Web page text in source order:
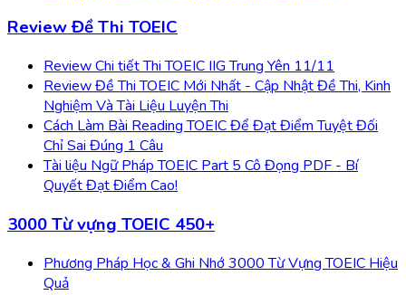
Review Đề Thi TOEIC
Review Chi tiết Thi TOEIC IIG Trung Yên 11/11
Review Đề Thi TOEIC Mới Nhất - Cập Nhật Đề Thi, Kinh
Nghiệm Và Tài Liệu Luyện Thi
Cách Làm Bài Reading TOEIC Để Đạt Điểm Tuyệt Đối
Chỉ Sai Đúng 1 Câu
Tài liệu Ngữ Pháp TOEIC Part 5 Cô Đọng PDF - Bí
Quyết Đạt Điểm Cao!
3000 Từ vựng TOEIC 450+
Phương Pháp Học & Ghi Nhớ 3000 Từ Vựng TOEIC Hiệu
Quả